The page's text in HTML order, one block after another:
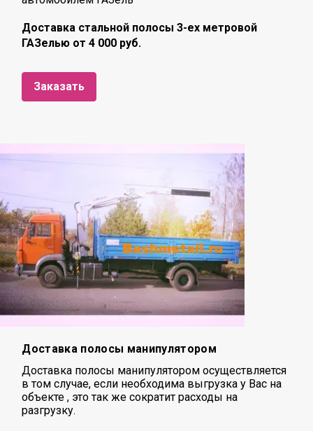
Доставка стальной полосы 3-ех метровой
ГАЗелью от 4 000 руб.
Заказать
Доставка полосы манипулятором
Доставка полосы манипулятором осуществляется
в том случае, если необходима выгрузка у Вас на
объекте , это так же сократит расходы на
разгрузку.